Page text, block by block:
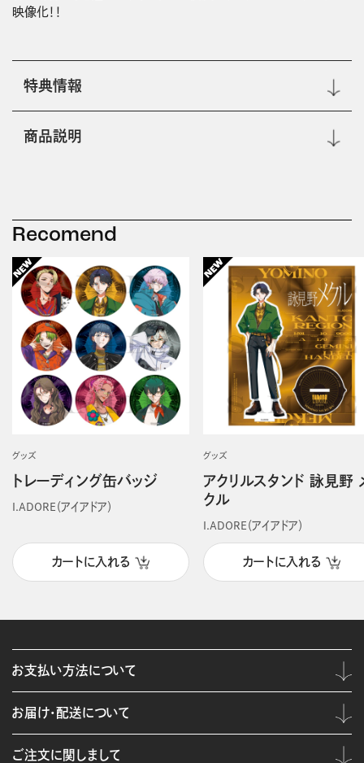
映像化！！
特典情報
商品説明
Recomend
グッズ
トレーディング缶バッジ
I.ADORE（アイアドア）
カートに入れる
グッズ
アクリルスタンド 詠見野
クル
I.ADORE（アイアドア）
カートに入れる
お支払い方法について
お届け・配送について
ご注文に関しまして